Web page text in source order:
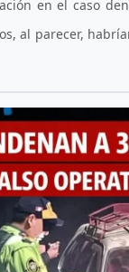
en el caso
al parecer,